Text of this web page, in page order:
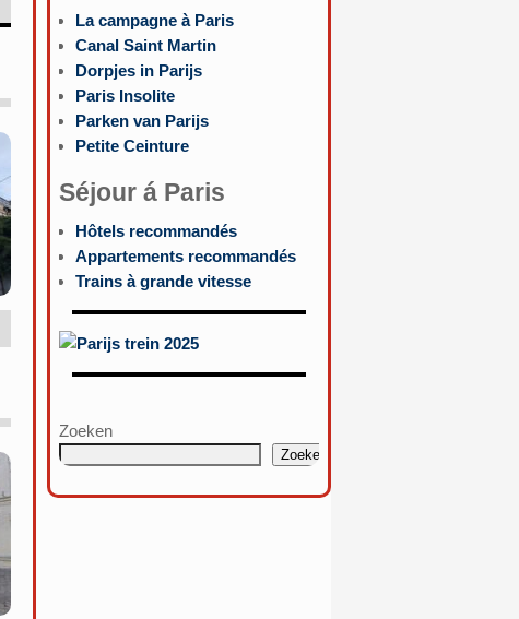
La campagne à Paris
Canal Saint Martin
Dorpjes in Parijs
Paris Insolite
Parken van Parijs
Petite Ceinture
Séjour á Paris
Hôtels recommandés
Appartements recommandés
Trains à grande vitesse
Zoeken
Zoeken